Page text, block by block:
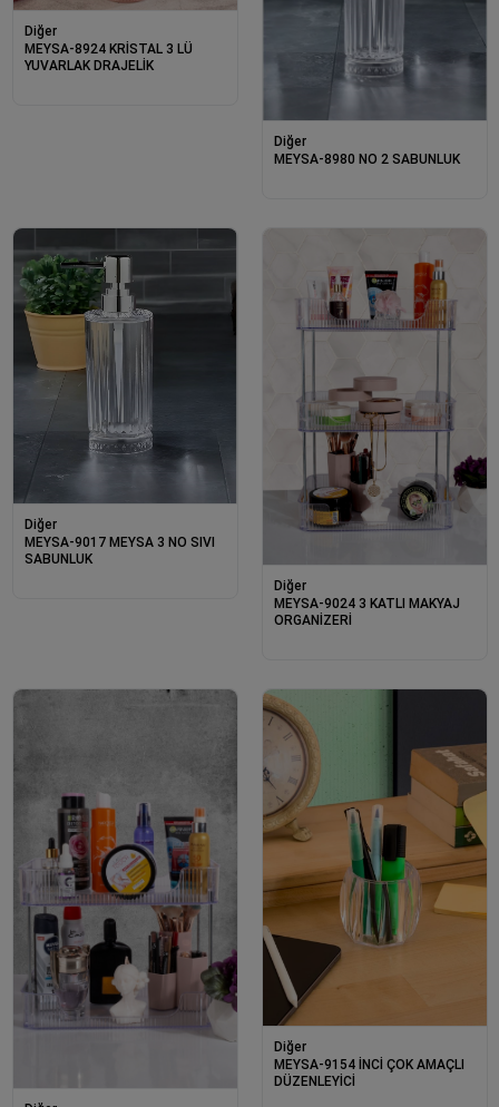
Diğer
MEYSA-8924 KRİSTAL 3 LÜ
YUVARLAK DRAJELİK
Diğer
MEYSA-8980 NO 2 SABUNLUK
Diğer
MEYSA-9017 MEYSA 3 NO SIVI
SABUNLUK
Diğer
MEYSA-9024 3 KATLI MAKYAJ
ORGANİZERİ
Diğer
MEYSA-9154 İNCİ ÇOK AMAÇLI
DÜZENLEYİCİ